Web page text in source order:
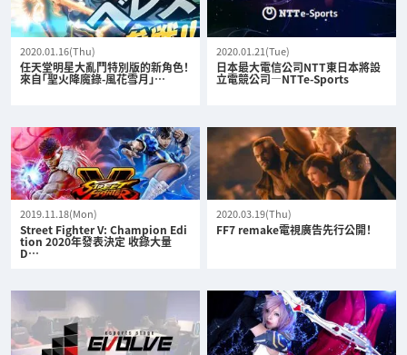
2020.01.16(Thu)
任天堂明星大亂鬥特別版的新角色！
來自「聖火降魔錄-風花雪月」…
2020.01.21(Tue)
日本最大電信公司NTT東日本將設
立電競公司—NTTe-Sports
2019.11.18(Mon)
Street Fighter V: Champion Edi
tion 2020年發表決定 收錄大量
D…
2020.03.19(Thu)
FF7 remake電視廣告先行公開！